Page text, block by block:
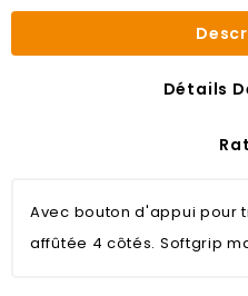
Détails
Avec bouton d'appui pour
affûtée 4 côtés. Softgrip